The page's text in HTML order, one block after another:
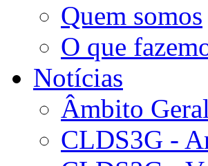
Quem somos
O que
Notícias
Âmbito Geral
CLDS3G -